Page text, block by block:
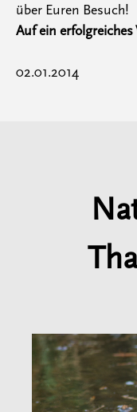
über Euren Besuch!
Auf ein erfolgreiches
02.01.2014